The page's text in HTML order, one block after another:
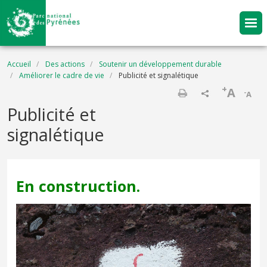
Aller au contenu principal
Fil d'Ariane
Accueil Des actions
Soutenir un développement durable
Améliorer le cadre de vie
Publicité et signalétique
-A
+A
Publicité et
signalétique
En construction.